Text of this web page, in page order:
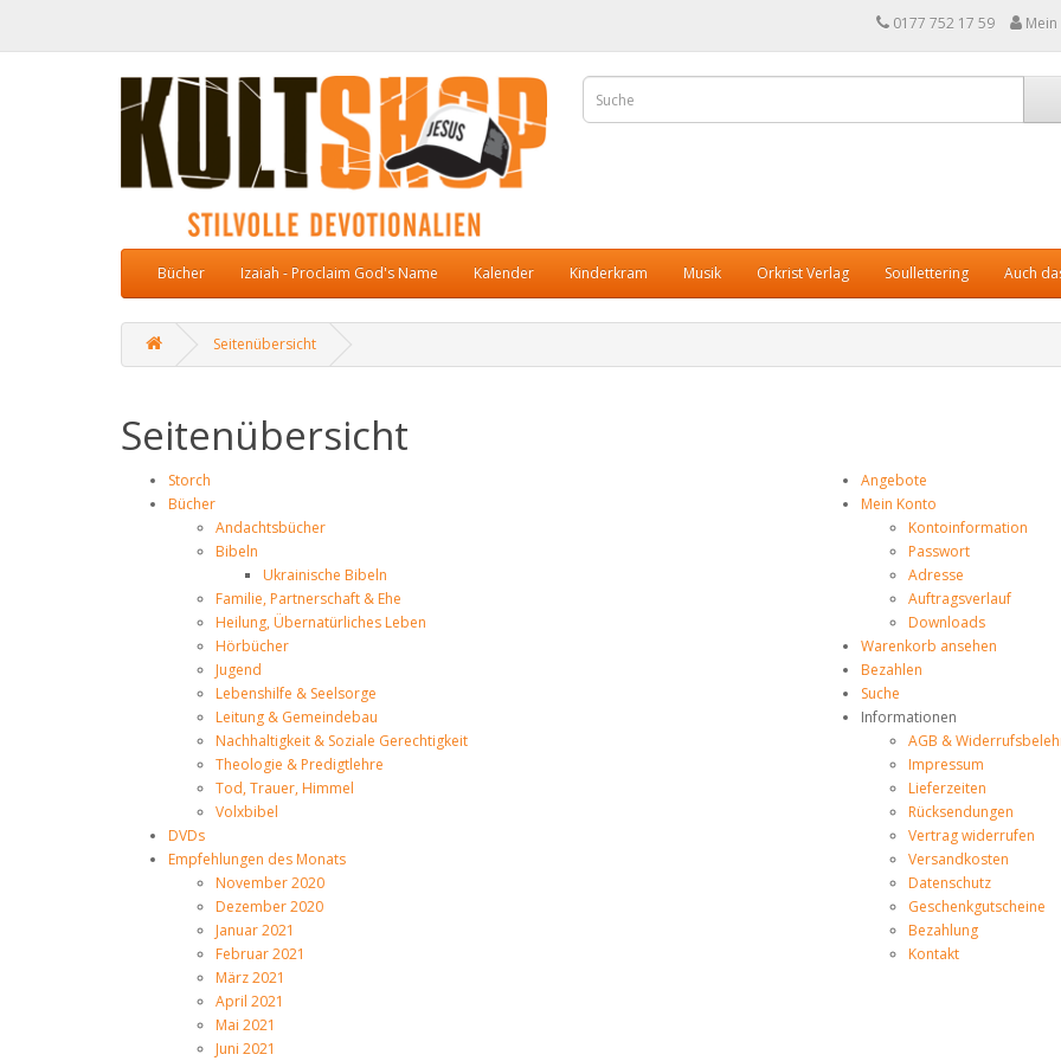
0177 752 17 59
Bücher Izaiah - Proclaim God's Name Kalender Kinderkram Musik Orkrist Verlag Soullettering Auch
Seitenübersicht
Seitenübersicht
Storch
Bücher
Andachtsbücher
Bibeln
Ukrainische Bibeln
Familie, Partnerschaft & Ehe
Heilung, Übernatürliches Leben
Hörbücher
Jugend
Lebenshilfe & Seelsorge
Leitung & Gemeindebau
Nachhaltigkeit & Soziale Gerechtigkeit
Theologie & Predigtlehre
Tod, Trauer, Himmel
Volxbibel
DVDs
Empfehlungen des Monats
November 2020
Dezember 2020
Januar 2021
Februar 2021
März 2021
April 2021
Mai 2021
Juni 2021
Angebote
Mein Konto
Kontoinformation
Passwort
Adresse
Auftragsverlauf
Downloads
Warenkorb ansehen
Bezahlen
Suche
Informationen
AGB &
Impressum
Lieferzeiten
Rücksendungen
Vertrag widerrufen
Versandkosten
Datenschutz
Geschenkgutscheine
Bezahlung
Kontakt